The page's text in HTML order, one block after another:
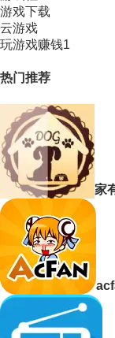
游戏下载
云游戏
玩游戏赚钱1
热门推荐
家